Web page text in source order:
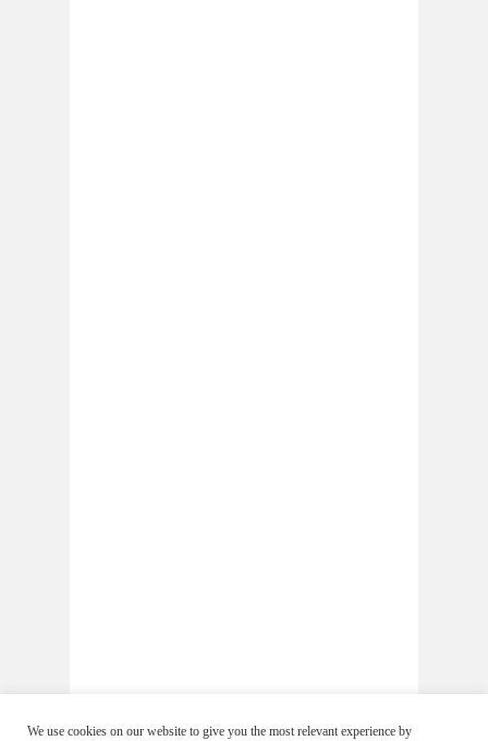
We use cookies on our website to give you the most relevant experience by